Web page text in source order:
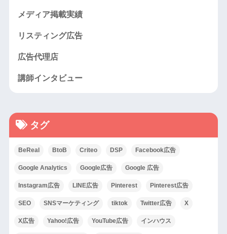
メディア掲載実績
リスティング広告
広告代理店
講師インタビュー
タグ
BeReal BtoB Criteo DSP Facebook広告
Google Analytics Google広告 Google 広告
Instagram広告 LINE広告 Pinterest Pinterest広告
SEO SNSマーケティング tiktok Twitter広告 X
X広告 Yahoo!広告 YouTube広告 インハウス